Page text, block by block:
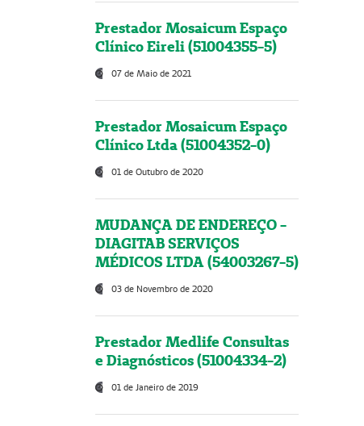
Prestador Mosaicum Espaço
Clínico Eireli (51004355-5)
07 de Maio de 2021
Prestador Mosaicum Espaço
Clínico Ltda (51004352-0)
01 de Outubro de 2020
MUDANÇA DE ENDEREÇO -
DIAGITAB SERVIÇOS
MÉDICOS LTDA (54003267-5)
03 de Novembro de 2020
Prestador Medlife Consultas
e Diagnósticos (51004334-2)
01 de Janeiro de 2019